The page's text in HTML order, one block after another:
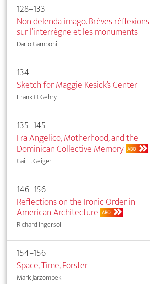
128–133
Non delenda imago. Brèves réflexions
sur l’interrègne et les monuments
Dario Gamboni
134
Sketch for Maggie Kesick’s Center
Frank O. Gehry
135–145
Fra Angelico, Motherhood, and the
Dominican Collective Memory ABO
Gail L. Geiger
146–156
Reflections on the Ironic Order in
American Architecture ABO
Richard Ingersoll
154–156
Space, Time, Forster
Mark Jarzombek